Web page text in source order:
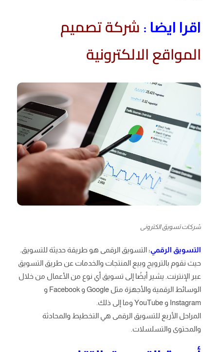
اقرا ايضا : شركة تصميم
المواقع الالكترونية
شركات تسويق الكترونى
التسويق الرقمي: التسويق الرقمى هو طريقة حديثة للتسويق.
حيث نقوم بالترويج وبيع المنتجات والخدمات عن طريق التسويق
عبر الإنترنت. يشير أيضًا إلى تسويق أي نوع من الأعمال من خلال
الوسائط الرقمية والأجهزة مثل Google و Facebook و
Instagram و YouTube وما إلى ذلك.
المراحل الأربع للتسويق الرقمى هي التخطيط والمحادثة
والمحتوى والتسلسلات.